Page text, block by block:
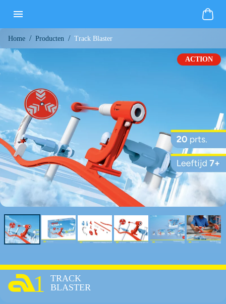
Home / Producten / Track Blaster
ACTION
1
TRACK
BLASTER